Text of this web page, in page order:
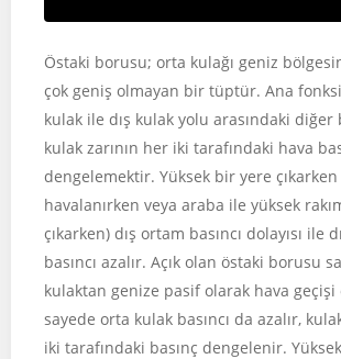
Östaki borusu; orta kulağı geniz
çok geniş olmayan bir tüptür. Ana
kulak ile dış kulak yolu arasındaki diğer
kulak zarının her iki tarafındaki hava
dengelemektir. Yüksek bir yere çıkarken
havalanırken veya araba ile yüksek
çıkarken) dış ortam basıncı dolayısı ile
basıncı azalır. Açık olan östaki borusu
kulaktan genize pasif olarak hava geçişi
sayede orta kulak basıncı da azalır,
iki tarafındaki basınç dengelenir.